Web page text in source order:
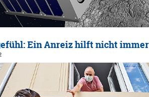
Ein Anreiz hilft nicht immer